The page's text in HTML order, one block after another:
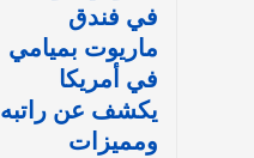
في فندق
ماريوت بميامي
في أمريكا
يكشف عن راتبه
ومميزات